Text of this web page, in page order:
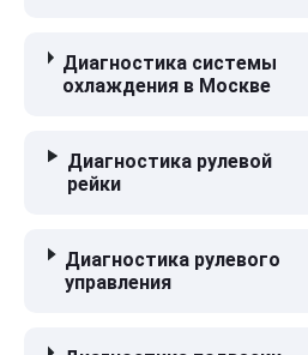
Диагностика системы
охлаждения в Москве
Диагностика рулевой
рейки
Диагностика рулевого
управления